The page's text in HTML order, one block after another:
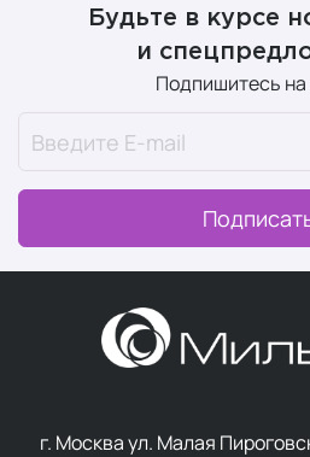
Будьте в курсе
и
Подпишитесь на
г. Москва ул. Малая